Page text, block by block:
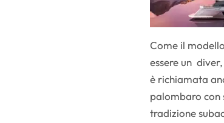
Come il
essere un
è richiamata
palombaro con
tradizione